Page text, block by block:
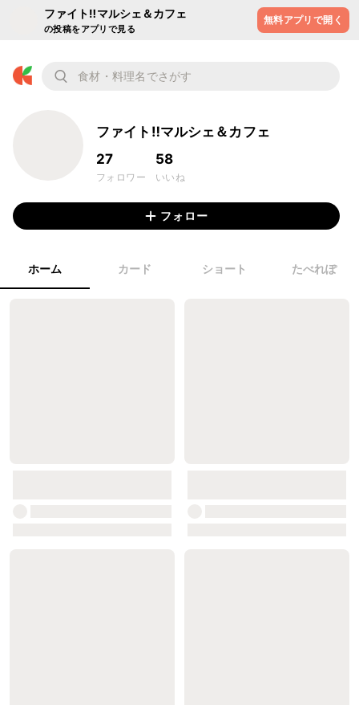
ファイト‼︎マルシェ＆カフェ
の投稿をアプリで見る
無料アプリで開く
ファイト‼︎マルシェ＆カフェ
27
フォロワー
58
いいね
フォロー
ホーム カード ショート たべれぽ